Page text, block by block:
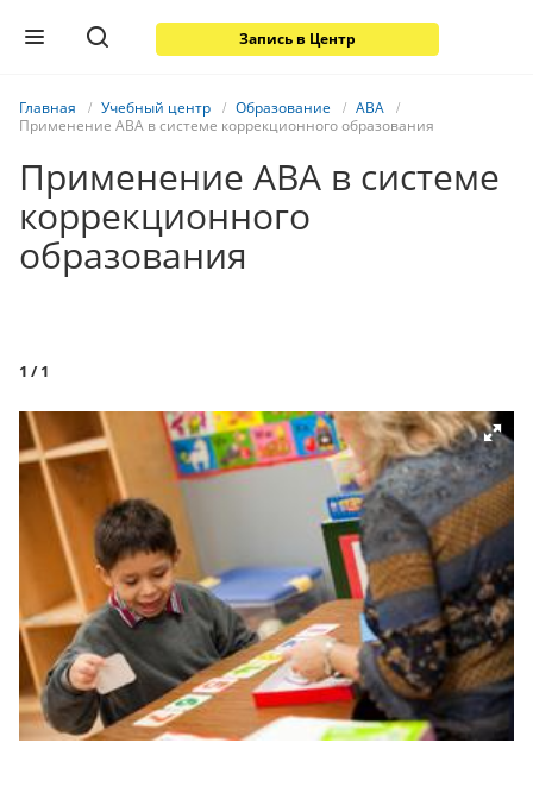
Запись в Центр
Главная Учебный центр Образование
ABA
Применение АВА в системе коррекционного образования
Применение АВА в системе
коррекционного
образования
1 / 1